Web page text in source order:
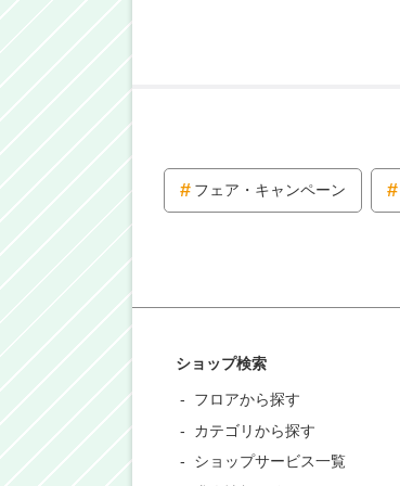
フェア・キャンペーン
ショップ検索
フロアから探す
カテゴリから探す
ショップサービス一覧